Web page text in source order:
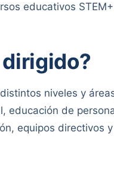
educativos
niveles y
educación de
equipos directivos